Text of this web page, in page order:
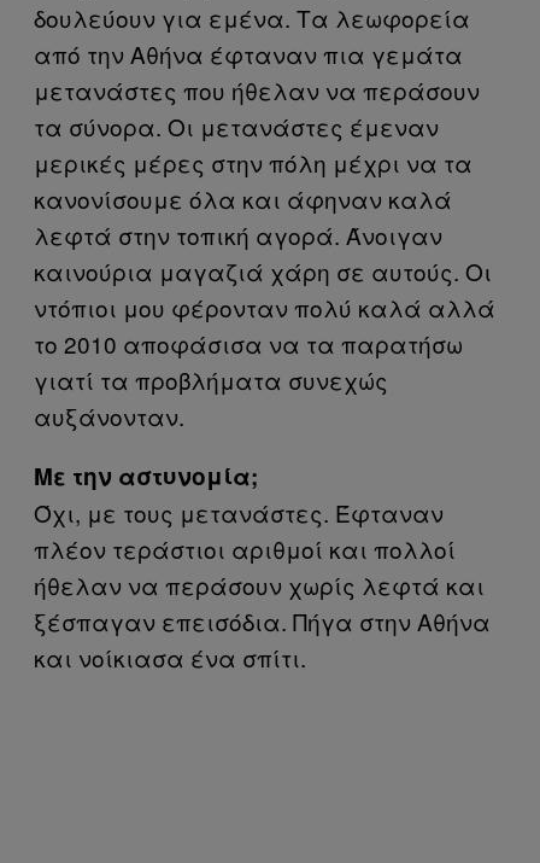
δουλεύουν για εμένα. Τα λεωφορεία
από την Αθήνα έφταναν πια γεμάτα
μετανάστες που ήθελαν να περάσουν
τα σύνορα. Οι μετανάστες έμεναν
μερικές μέρες στην πόλη μέχρι να τα
κανονίσουμε όλα και άφηναν καλά
λεφτά στην τοπική αγορά. Άνοιγαν
καινούρια μαγαζιά χάρη σε αυτούς. Οι
ντόπιοι μου φέρονταν πολύ καλά αλλά
το 2010 αποφάσισα να τα παρατήσω
γιατί τα προβλήματα συνεχώς
αυξάνονταν.
Με την αστυνομία;
Όχι, με τους μετανάστες. Έφταναν
πλέον τεράστιοι αριθμοί και πολλοί
ήθελαν να περάσουν χωρίς λεφτά και
ξέσπαγαν επεισόδια. Πήγα στην Αθήνα
και νοίκιασα ένα σπίτι.